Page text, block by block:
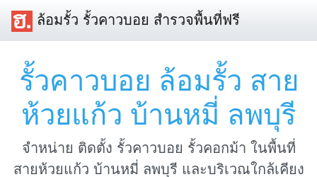
ล้อมรั้ว รั้วคาวบอย สำรวจพื้นที่ฟรี
รั้วคาวบอย ล้อมรั้ว สาย
ห้วยแก้ว บ้านหมี่ ลพบุรี
จำหน่าย ติดตั้ง รั้วคาวบอย รั้วคอกม้า ในพื้นที่
สายห้วยแก้ว บ้านหมี่ ลพบุรี และบริเวณใกล้เคียง